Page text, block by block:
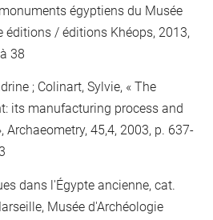
égyptiens du Musée
éditions / éditions Khéops, 2013,
38
; Colinart, Sylvie, « The
its manufacturing process and
Archaeometry, 45,4, 2003, p. 637-
dans l'Égypte ancienne, cat.
Musée d'Archéologie